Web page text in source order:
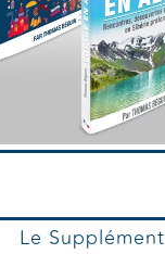
Le Supplément